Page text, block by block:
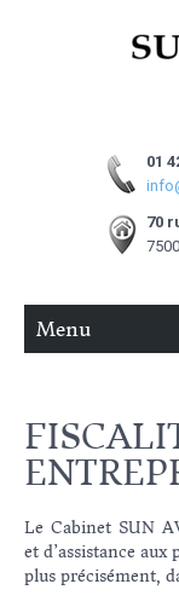
01
70
Menu
Le Cabinet SUN
et d’assistance
plus précisément,